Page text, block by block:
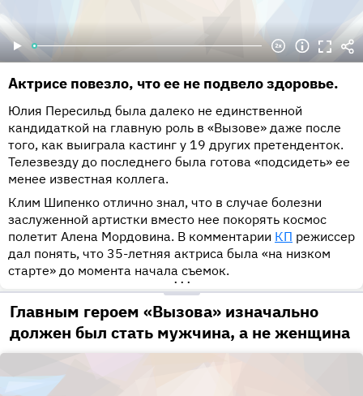
Актрисе повезло, что ее не подвело здоровье.
Юлия Пересильд была далеко не единственной
кандидаткой на главную роль в «Вызове» даже после
того, как выиграла кастинг у 19 других претенденток.
Телезвезду до последнего была готова «подсидеть» ее
менее известная коллега.
Клим Шипенко отлично знал, что в случае болезни
заслуженной артистки вместо нее покорять космос
полетит Алена Мордовина. В комментарии КП режиссер
дал понять, что 35-летняя актриса была «на низком
старте» до момента начала съемок.
•••
Главным героем «Вызова» изначально
должен был стать мужчина, а не женщина